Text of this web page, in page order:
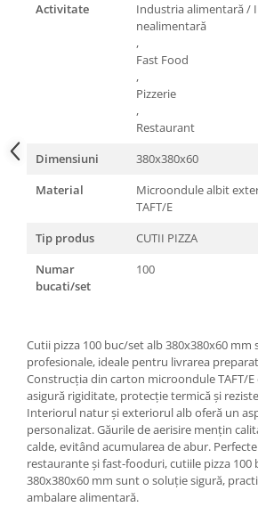
Activitate
Industria alimentară /
nealimentară
,
Fast Food
,
Pizzerie
,
Restaurant
Dimensiuni
380x380x60
Material
Microondule albit
TAFT/E
Tip produs
CUTII PIZZA
Numar
bucati/set
100
Cutii pizza 100 buc/set alb 380x380x60 mm
profesionale, ideale pentru livrarea
Construcția din carton microondule TAFT/
asigură rigiditate, protecție termică și
Interiorul natur și exteriorul alb oferă un
personalizat. Găurile de aerisire mențin
calde, evitând acumularea de abur.
restaurante și fast-fooduri, cutiile pizza 100
380x380x60 mm sunt o soluție sigură,
ambalare alimentară.